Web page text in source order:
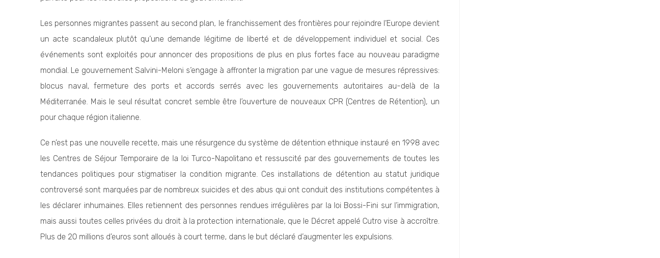
Les personnes migrantes passent au second plan, le franchissement des frontières pour rejoindre l’Europe devient
un acte scandaleux plutôt qu’une demande légitime de liberté et de développement individuel et social. Ces
événements sont exploités pour annoncer des propositions de plus en plus fortes face au nouveau paradigme
mondial. Le gouvernement Salvini-Meloni s’engage à affronter la migration par une vague de mesures répressives:
blocus naval, fermeture des ports et accords serrés avec les gouvernements autoritaires au-delà de la
Méditerranée. Mais le seul résultat concret semble être l’ouverture de nouveaux CPR (Centres de Rétention), un
pour chaque région italienne.
Ce n’est pas une nouvelle recette, mais une résurgence du système de détention ethnique instauré en 1998 avec
les Centres de Séjour Temporaire de la loi Turco-Napolitano et ressuscité par des gouvernements de toutes les
tendances politiques pour stigmatiser la condition migrante. Ces installations de détention au statut juridique
controversé sont marquées par de nombreux suicides et des abus qui ont conduit des institutions compétentes à
les déclarer inhumaines. Elles retiennent des personnes rendues irrégulières par la loi Bossi-Fini sur l’immigration,
mais aussi toutes celles privées du droit à la protection internationale, que le Décret appelé Cutro vise à accroître.
Plus de 20 millions d’euros sont alloués à court terme, dans le but déclaré d’augmenter les expulsions.